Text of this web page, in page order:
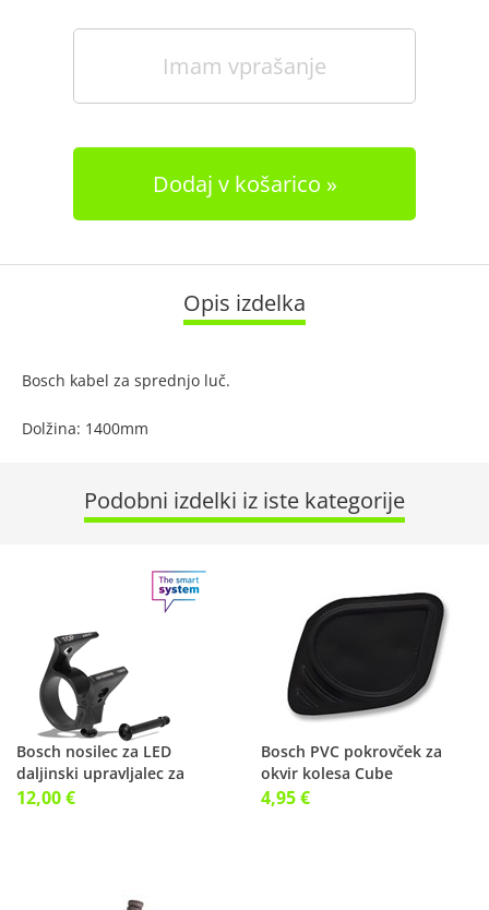
Imam vprašanje
Dodaj v košarico
Opis izdelka
Bosch kabel za sprednjo luč.
Dolžina: 1400mm
Podobni izdelki iz iste kategorije
Bosch nosilec za LED
daljinski upravljalec za
Smart System
12,00 €
Bosch PVC pokrovček za
okvir kolesa Cube
4,95 €